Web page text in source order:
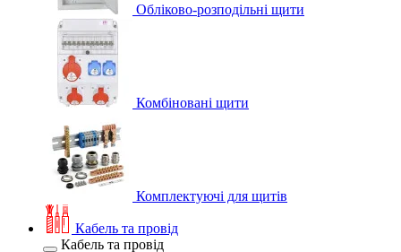
Обліково-розподільні щити
Комбіновані щити
Комплектуючі для щитів
Кабель та провід
Кабель та провід